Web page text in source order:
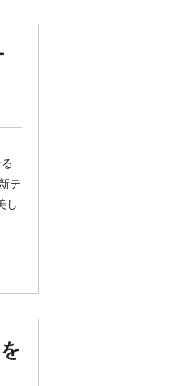
テ
し